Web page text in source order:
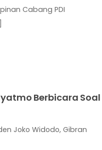
Cabang PDI
Berbicara Soal
Joko Widodo, Gibran